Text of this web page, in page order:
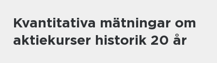
Kvantitativa mätningar om
aktiekurser historik 20 år